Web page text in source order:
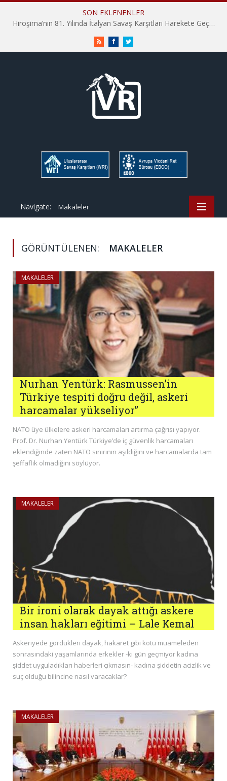
SON EKLENENLER
Hiroşima’nın 81. Yılında İtalyan Savaş Karşıtları Harekete Geçti: “Hatırlamak yeterli değil”
RSS FacebookTwitter
Navigate: Makaleler
GÖRÜNTÜLENEN: MAKALELER
MAKALELER
Nurhan Yentürk: Rasmussen’in
Türkiye tespiti doğru değil, askeri
harcamalar yükseliyor”
NATO üye ülkelere askeri harcamaları artırma çağrısı yapıyor.
Prof. Dr. Nurhan Yentürk Türkiye’de iç güvenlik harcamaları
eklendiğinde zaten NATO sınırının aşıldığını ve harcamalarda tam
şeffaflık olmadığını söylüyor.
MAKALELER
Bir ironi olarak dayak attığı askere
insan hakları eğitimi – Lale Kemal
Askeriyede gördükleri dayak, hakaret gibi kötü muameleden
sonrasındaki yaşamlarında erkekler -ki gün geçmiyor kadına
şiddet uyguladıkları haberleri çıkmasın- kadına şiddetin acizlik ve
suç olduğu bilincine nasıl varacaklar?
MAKALELER